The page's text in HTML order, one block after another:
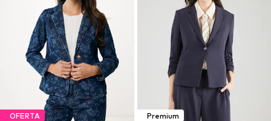
OFERTA Premium